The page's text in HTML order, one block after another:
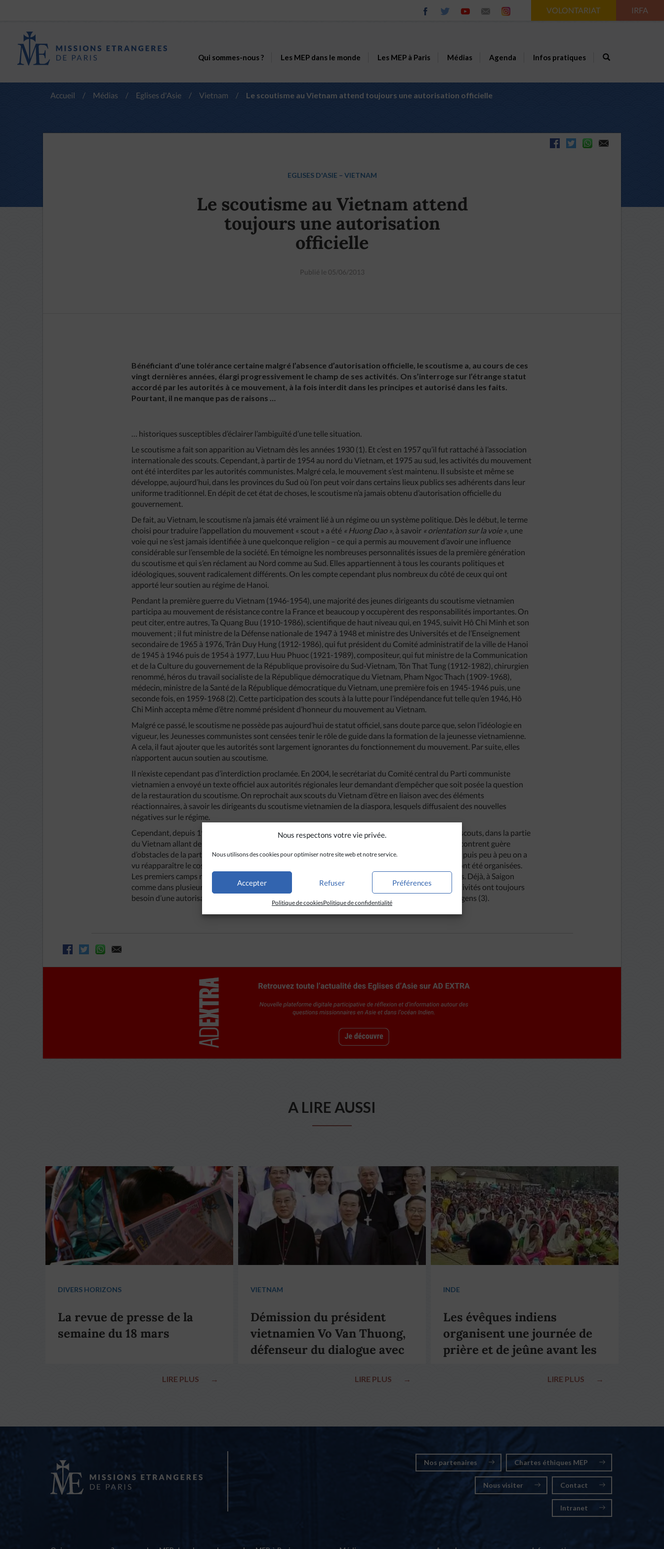
Nous respectons votre vie privée.
Nous utilisons des cookies pour optimiser notre site web et notre service.
Accepter Refuser Préférences
Politique de cookiesPolitique de confidentialité
VOLONTARIAT IRFA
Qui sommes-nous ? Les MEP dans le monde Les MEP à Paris Médias Agenda Infos pratiques
Accueil / Médias / Eglises d'Asie / Vietnam / Le scoutisme au Vietnam attend toujours une autorisation officielle
EGLISES D'ASIE – VIETNAM
Le scoutisme au Vietnam attend
toujours une autorisation
officielle
Publié le 05/06/2013
Bénéficiant d’une tolérance certaine malgré l’absence d’autorisation officielle, le scoutisme a, au cours de ces
vingt dernières années, élargi progressivement le champ de ses activités. On s’interroge sur l’étrange statut
accordé par les autorités à ce mouvement, à la fois interdit dans les principes et autorisé dans les faits.
Pourtant, il ne manque pas de raisons …
… historiques susceptibles d’éclairer l’ambiguïté d’une telle situation.
Le scoutisme a fait son apparition au Vietnam dès les années 1930 (1). Et c’est en 1957 qu’il fut rattaché à l’association
internationale des scouts. Cependant, à partir de 1954 au nord du Vietnam, et 1975 au sud, les activités du mouvement
ont été interdites par les autorités communistes. Malgré cela, le mouvement s’est maintenu. Il subsiste et même se
développe, aujourd’hui, dans les provinces du Sud où l’on peut voir dans certains lieux publics ses adhérents dans leur
uniforme traditionnel. En dépit de cet état de choses, le scoutisme n’a jamais obtenu d’autorisation officielle du
gouvernement.
De fait, au Vietnam, le scoutisme n’a jamais été vraiment lié à un régime ou un système politique. Dès le début, le terme
choisi pour traduire l’appellation du mouvement « scout » a été « Huong Dao », à savoir « orientation sur la voie », une
voie qui ne s’est jamais identifiée à une quelconque religion – ce qui a permis au mouvement d’avoir une influence
considérable sur l’ensemble de la société. En témoigne les nombreuses personnalités issues de la première génération
du scoutisme et qui s’en réclament au Nord comme au Sud. Elles appartiennent à tous les courants politiques et
idéologiques, souvent radicalement différents. On les compte cependant plus nombreux du côté de ceux qui ont
apporté leur soutien au régime de Hanoi.
Pendant la première guerre du Vietnam (1946-1954), une majorité des jeunes dirigeants du scoutisme vietnamien
participa au mouvement de résistance contre la France et beaucoup y occupèrent des responsabilités importantes. On
peut citer, entre autres, Ta Quang Buu (1910-1986), scientifique de haut niveau qui, en 1945, suivit Hô Chi Minh et son
mouvement ; il fut ministre de la Défense nationale de 1947 à 1948 et ministre des Universités et de l’Enseignement
secondaire de 1965 à 1976, Trân Duy Hung (1912-1986), qui fut président du Comité administratif de la ville de Hanoi
de 1945 à 1946 puis de 1954 à 1977, Luu Huu Phuoc (1921-1989), compositeur, qui fut ministre de la Communication
et de la Culture du gouvernement de la République provisoire du Sud-Vietnam, Tôn That Tung (1912-1982), chirurgien
renommé, héros du travail socialiste de la République démocratique du Vietnam, Pham Ngoc Thach (1909-1968),
médecin, ministre de la Santé de la République démocratique du Vietnam, une première fois en 1945-1946 puis, une
seconde fois, en 1959-1968 (2). Cette participation des scouts à la lutte pour l’indépendance fut telle qu’en 1946, Hô
Chi Minh accepta même d’être nommé président d’honneur du mouvement au Vietnam.
Malgré ce passé, le scoutisme ne possède pas aujourd’hui de statut officiel, sans doute parce que, selon l’idéologie en
vigueur, les Jeunesses communistes sont censées tenir le rôle de guide dans la formation de la jeunesse vietnamienne.
A cela, il faut ajouter que les autorités sont largement ignorantes du fonctionnement du mouvement. Par suite, elles
n’apportent aucun soutien au scoutisme.
Il n’existe cependant pas d’interdiction proclamée. En 2004, le secrétariat du Comité central du Parti communiste
vietnamien a envoyé un texte officiel aux autorités régionales leur demandant d’empêcher que soit posée la question
de la restauration du scoutisme. On reprochait aux scouts du Vietnam d’être en liaison avec des éléments
réactionnaires, à savoir les dirigeants du scoutisme vietnamien de la diaspora, lesquels diffusaient des nouvelles
négatives sur le régime.
Cependant, depuis 1990, grâce à l’enthousiasme et à l’énergie d’un certain nombre d’anciens chefs scouts, dans la partie
du Vietnam allant de Huê jusqu’à l’extrême sud, les activités ont peu à peu été restaurées et ne rencontrent guère
d’obstacles de la part des autorités locales. Les rassemblements ont d’abord eu lieu sans uniformes puis peu à peu on a
vu réapparaître le costume traditionnel bien connu de tous. De nouveau, des activités en plein air ont été organisées.
Les premiers camps n’ont duré que quelques jours. Ils se prolongent aujourd’hui plusieurs semaines. Déjà, à Saigon
comme dans plusieurs provinces, le mouvement dispose d’un siège et de locaux. Cependant, les activités ont toujours
besoin d’une autorisation du gouvernement, qui contrôle et suit de près les activités de ces jeunes gens (3).
A LIRE AUSSI
DIVERS HORIZONS
La revue de presse de la
semaine du 18 mars
LIRE PLUS →
VIETNAM
Démission du président
vietnamien Vo Van Thuong,
défenseur du dialogue avec
LIRE PLUS →
INDE
Les évêques indiens
organisent une journée de
prière et de jeûne avant les
LIRE PLUS →
Nos partenaires Chartes éthiques MEP
Nous visiter Contact
Intranet